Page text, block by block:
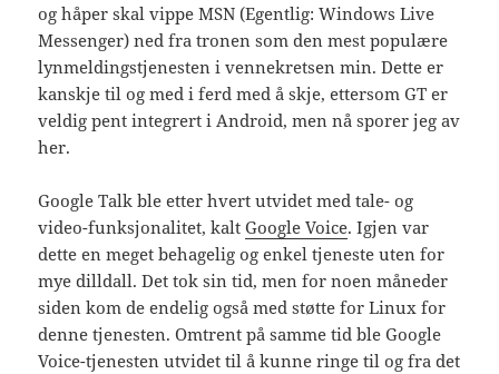
og håper skal vippe MSN (Egentlig: Windows Live
Messenger) ned fra tronen som den mest populære
lynmeldingstjenesten i vennekretsen min. Dette er
kanskje til og med i ferd med å skje, ettersom GT er
veldig pent integrert i Android, men nå sporer jeg av
her.
Google Talk ble etter hvert utvidet med tale- og
video-funksjonalitet, kaltGoogle Voice. Igjen var
dette en meget behagelig og enkel tjeneste uten for
mye dilldall. Det tok sin tid, men for noen måneder
siden kom de endelig også med støtte for Linux for
denne tjenesten. Omtrent på samme tid ble Google
Voice-tjenesten utvidet til å kunne ringe til og fra det